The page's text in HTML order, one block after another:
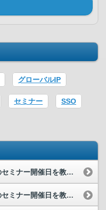
グローバルIP
セミナー SSO
Cato SASE Cloudの2025年7月のセミナー開催日を教えてください。
Cato SASE Cloudの2025年3月のセミナー開催日を教えてください。